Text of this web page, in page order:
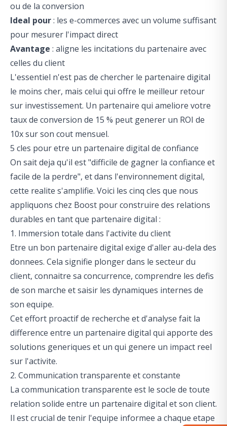
ou de la conversion
Ideal pour: les e-commerces avec un volume suffisant
pour mesurer l'impact direct
Avantage : aligne les incitations du partenaire avec
celles du client
L'essentiel n'est pas de chercher le partenaire digital
le moins cher, mais celui qui offre le meilleur retour
sur investissement. Un partenaire qui ameliore votre
taux de conversion de 15 % peut generer un ROI de
10x sur son cout mensuel.
5 cles pour etre un partenaire digital de confiance
On sait deja qu'il est "difficile de gagner la confiance et
facile de la perdre", et dans l'environnement digital,
cette realite s'amplifie. Voici les cinq cles que nous
appliquons chez Boost pour construire des relations
durables en tant que partenaire digital :
1. Immersion totale dans l'activite du client
Etre un bon partenaire digital exige d'aller au-dela des
donnees. Cela signifie plonger dans le secteur du
client, connaitre sa concurrence, comprendre les defis
de son marche et saisir les dynamiques internes de
son equipe.
Cet effort proactif de recherche et d'analyse fait la
difference entre un partenaire digital qui apporte des
solutions generiques et un qui genere un impact reel
sur l'activite.
2. Communication transparente et constante
La communication transparente est le socle de toute
relation solide entre un partenaire digital et son client.
Il est crucial de tenir l'equipe informee a chaque etape